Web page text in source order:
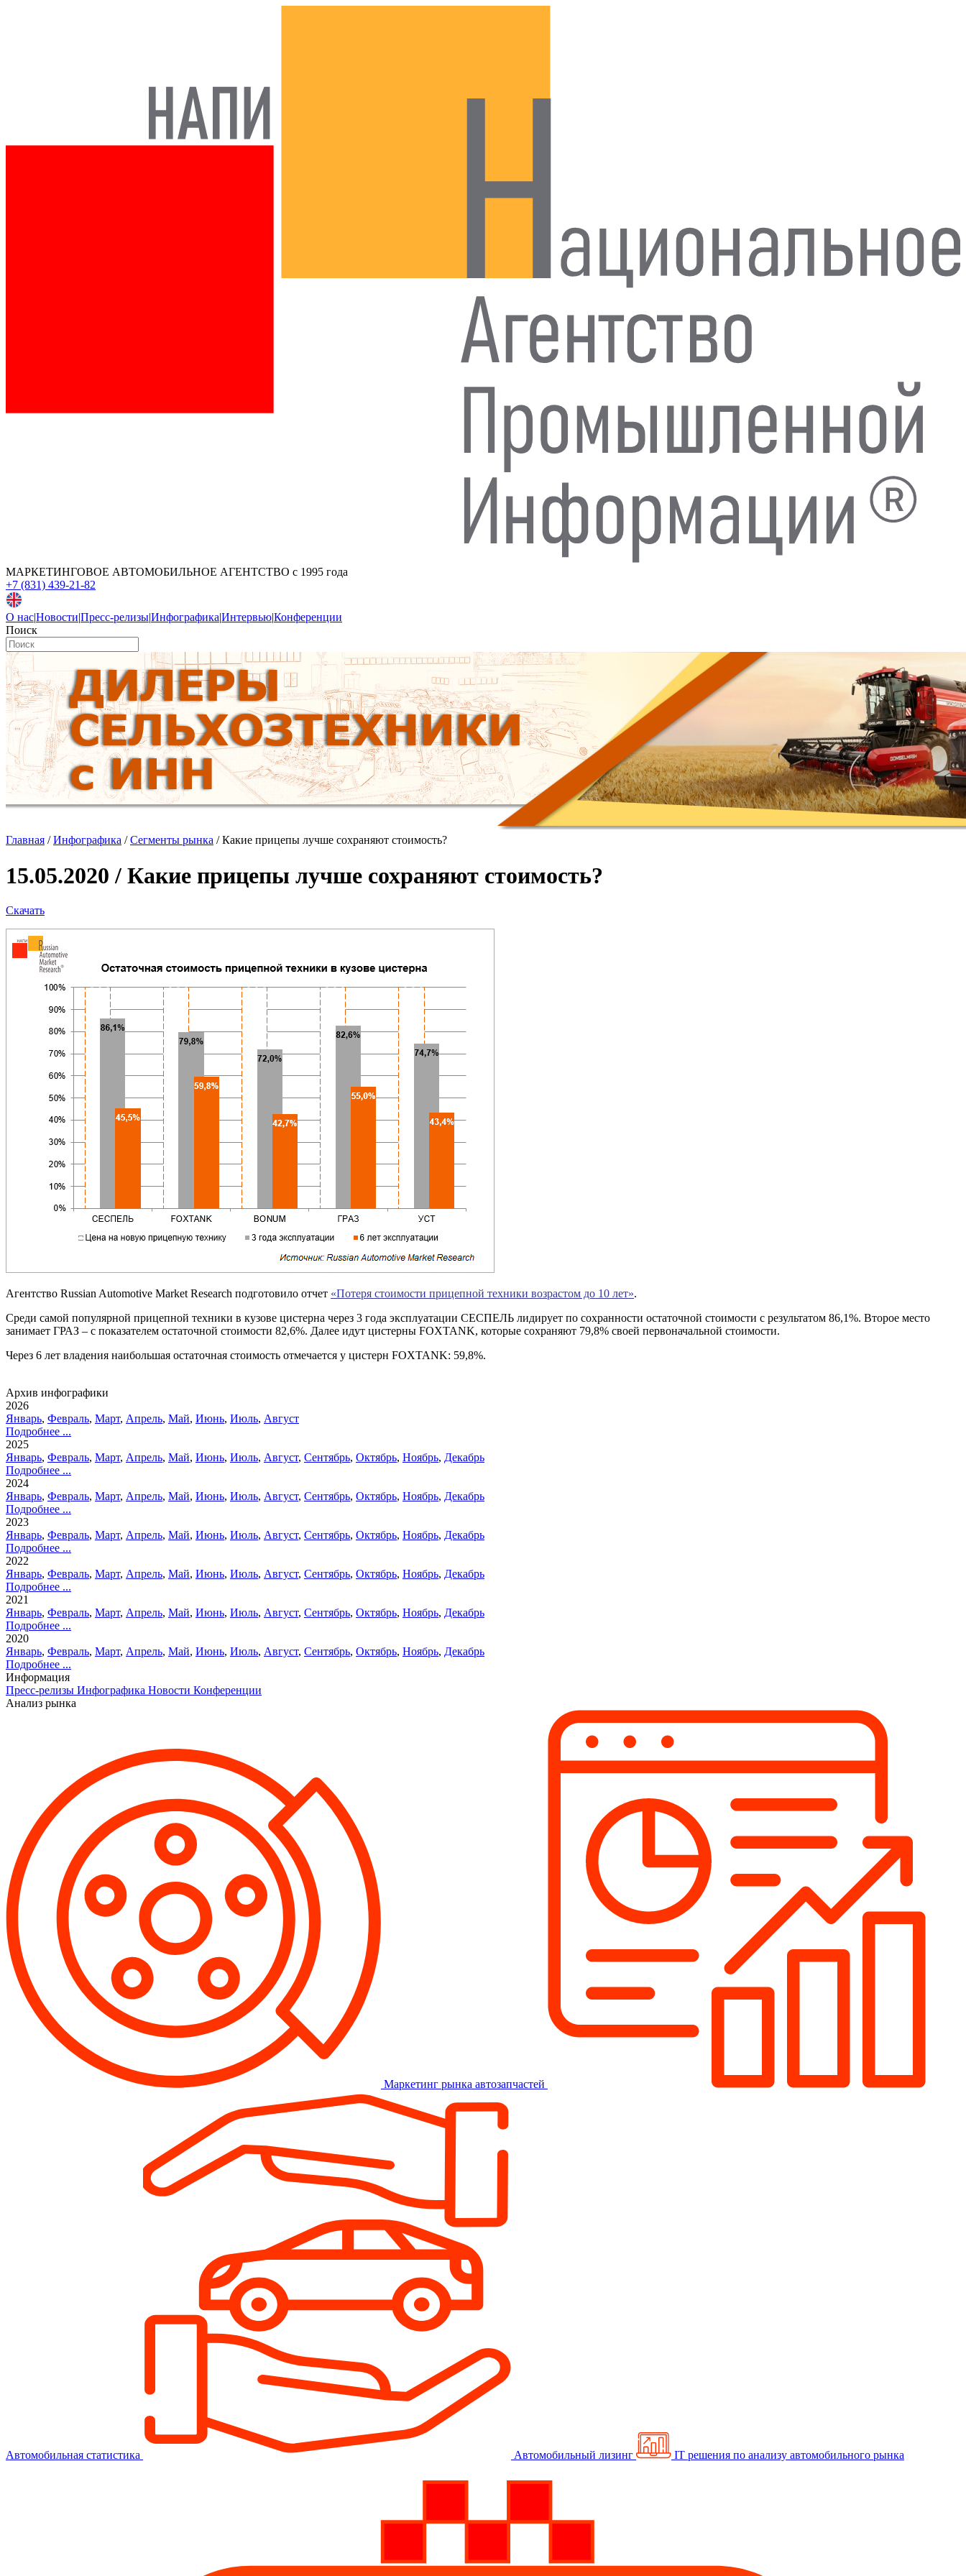
МАРКЕТИНГОВОЕ АВТОМОБИЛЬНОЕ АГЕНТСТВО с 1995 года
+7 (831) 439-21-82
О нас|Новости|Пресс-релизы|Инфографика|Интервью|Конференции
Поиск
Главная /Инфографика /Сегменты рынка /Какие прицепы лучше сохраняют стоимость?
15.05.2020 / Какие прицепы лучше сохраняют стоимость?
Скачать
Агентство Russian Automotive Market Research подготовило отчет «Потеря стоимости прицепной техники возрастом до 10 лет».
Среди самой популярной прицепной техники в кузове цистерна через 3 года эксплуатации СЕСПЕЛЬ лидирует по сохранности остаточной стоимости с результатом 86,1%. Второе место
занимает ГРАЗ – с показателем остаточной стоимости 82,6%. Далее идут цистерны FOXTANK, которые сохраняют 79,8% своей первоначальной стоимости.
Через 6 лет владения наибольшая остаточная стоимость отмечается у цистерн FOXTANK: 59,8%.
Архив инфографики
2026
Январь, Февраль, Март, Апрель, Май, Июнь, Июль, Август
Подробнее ...
2025
Январь, Февраль, Март, Апрель, Май, Июнь, Июль, Август, Сентябрь, Октябрь, Ноябрь, Декабрь
Подробнее ...
2024
Январь, Февраль, Март, Апрель, Май, Июнь, Июль, Август, Сентябрь, Октябрь, Ноябрь, Декабрь
Подробнее ...
2023
Январь, Февраль, Март, Апрель, Май, Июнь, Июль, Август, Сентябрь, Октябрь, Ноябрь, Декабрь
Подробнее ...
2022
Январь, Февраль, Март, Апрель, Май, Июнь, Июль, Август, Сентябрь, Октябрь, Ноябрь, Декабрь
Подробнее ...
2021
Январь, Февраль, Март, Апрель, Май, Июнь, Июль, Август, Сентябрь, Октябрь, Ноябрь, Декабрь
Подробнее ...
2020
Январь, Февраль, Март, Апрель, Май, Июнь, Июль, Август, Сентябрь, Октябрь, Ноябрь, Декабрь
Подробнее ...
Информация
Пресс-релизы Инфографика Новости Конференции
Анализ рынка
Маркетинг рынка автозапчастей
Автомобильная статистика Автомобильный лизинг IT решения по анализу автомобильного рынка